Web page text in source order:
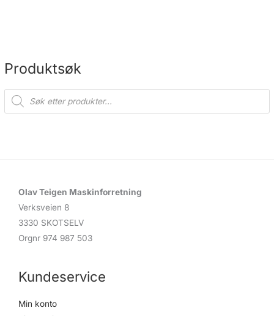
Produktsøk
P
d
Olav Teigen Maskinforretning
Verksveien 8
3330 SKOTSELV
Orgnr 974 987 503
Kundeservice
Min konto